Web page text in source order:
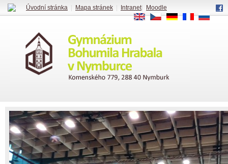
Úvodní stránka Mapa stránek Intranet|
Moodle
EN
CS DE FR RU